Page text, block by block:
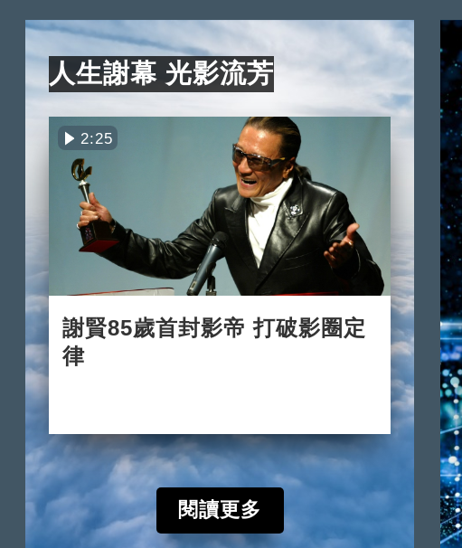
人生謝幕 光影流芳
2:25
謝賢85歲首封影帝 打破影圈定
律
閱讀更多